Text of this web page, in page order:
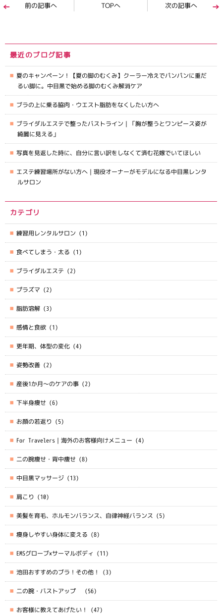
前の記事へ TOPへ 次の記事へ
最近のブログ記事
夏のキャンペーン！【夏の脚のむくみ】クーラー冷えでパンパンに重だ
るい脚に。中目黒で始める脚のむくみ解消ケア
ブラの上に乗る脇肉・ウエスト脂肪をなくしたい方へ
ブライダルエステで整ったバストライン｜「胸が整うとワンピース姿が
綺麗に見える」
写真を見返した時に、自分に言い訳をしなくて済む花嫁でいてほしい
エステ練習場所がない方へ｜現役オーナーがモデルになる中目黒レンタ
ルサロン
カテゴリ
練習用レンタルサロン (1)
食べてしまう・太る (1)
ブライダルエステ (2)
プラズマ (2)
脂肪溶解 (3)
感情と食欲 (1)
更年期、体型の変化 (4)
姿勢改善 (2)
産後1か月～のケアの事 (2)
下半身痩せ (6)
お顔の若返り (5)
For Travelers｜海外のお客様向けメニュー (4)
二の腕痩せ・背中痩せ (8)
中目黒マッサージ (13)
肩こり (10)
美髪を育毛、ホルモンバランス、自律神経バランス (5)
痩身しやすい身体に変える (8)
EMSグローブ×サーマルボディ (11)
池田おすすめのブラ！その他！ (3)
二の腕・バストアップ (56)
お客様に教えてあげたい！ (47)